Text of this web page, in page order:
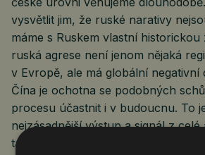
vysvětlit jim, že ruské narativy
máme s Ruskem vlastní historickou
ruská agrese není jenom nějaká
v Evropě, ale má globální negativní
Čína je ochotna se podobných
procesu účastnit i v budoucnu. To
nejzásadnější výstup a signál z
tam aktivně zapojila do diskuze a